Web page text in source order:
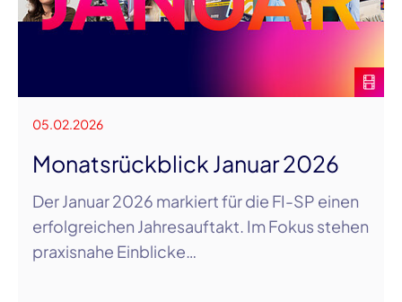
05.02.2026
Monatsrückblick Januar 2026
Der Januar 2026 markiert für die FI-SP einen
erfolgreichen Jahresauftakt. Im Fokus stehen
praxisnahe Einblicke…